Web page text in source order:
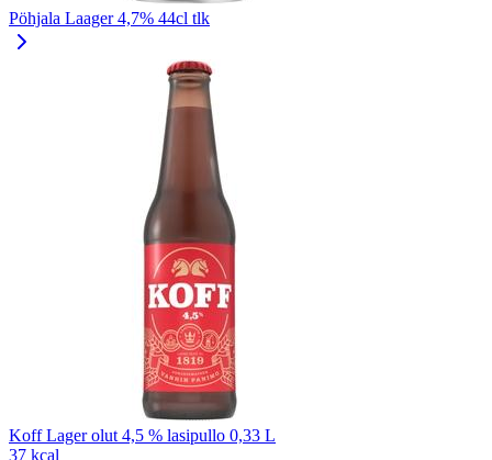
Pöhjala Laager 4,7% 44cl tlk
Koff Lager olut 4,5 % lasipullo 0,33 L
37 kcal